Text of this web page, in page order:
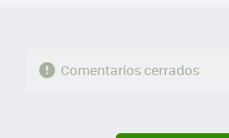
Comentarios cerrados